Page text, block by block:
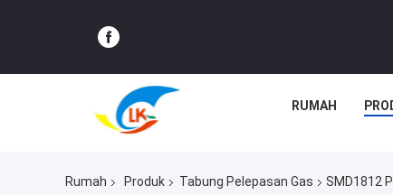
RUMAH
Rumah Produk Tabung Pelepasan Gas SMD1812